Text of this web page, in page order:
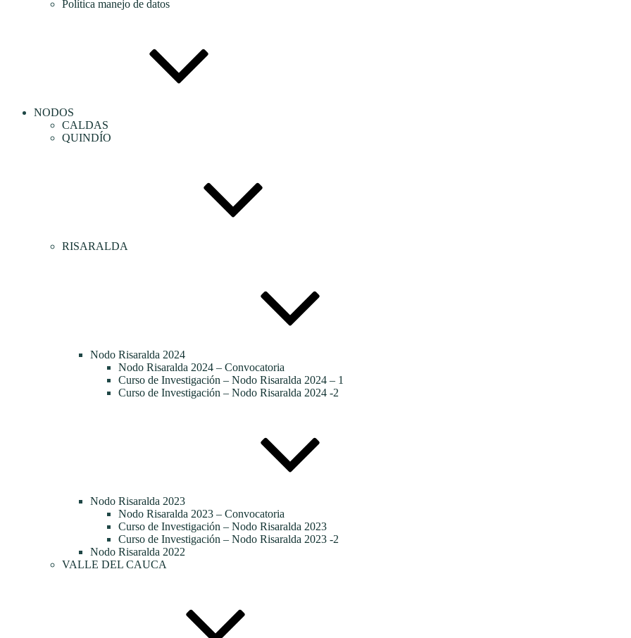
Política manejo de datos
NODOS
CALDAS
QUINDÍO
RISARALDA
Nodo Risaralda 2024
Nodo Risaralda 2024 – Convocatoria
Curso de Investigación – Nodo Risaralda 2024 – 1
Curso de Investigación – Nodo Risaralda 2024 -2
Nodo Risaralda 2023
Nodo Risaralda 2023 – Convocatoria
Curso de Investigación – Nodo Risaralda 2023
Curso de Investigación – Nodo Risaralda 2023 -2
Nodo Risaralda 2022
VALLE DEL CAUCA